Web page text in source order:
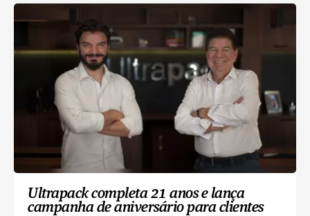
Ultrapack completa 21 anos e lança
campanha de aniversário para clientes